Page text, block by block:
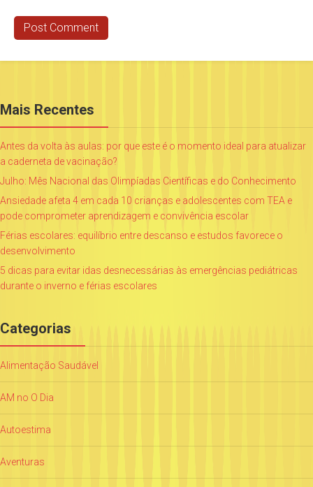
Mais Recentes
Antes da volta às aulas: por que este é o momento ideal para atualizar
a caderneta de vacinação?
Julho: Mês Nacional das Olimpíadas Científicas e do Conhecimento
Ansiedade afeta 4 em cada 10 crianças e adolescentes com TEA e
pode comprometer aprendizagem e convivência escolar
Férias escolares: equilíbrio entre descanso e estudos favorece o
desenvolvimento
5 dicas para evitar idas desnecessárias às emergências pediátricas
durante o inverno e férias escolares
Categorias
Alimentação Saudável
AM no O Dia
Autoestima
Aventuras